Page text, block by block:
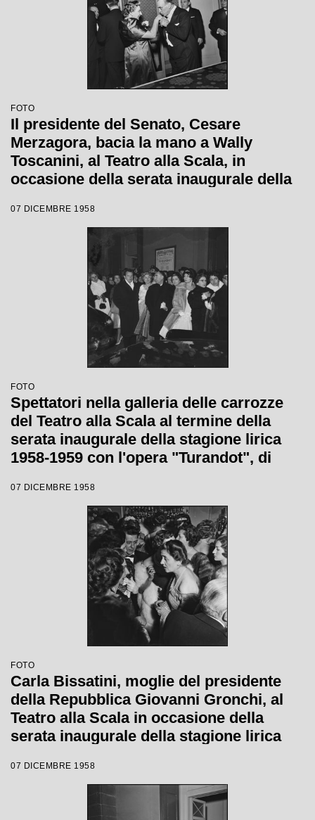
FOTO
Il presidente del Senato, Cesare
Merzagora, bacia la mano a Wally
Toscanini, al Teatro alla Scala, in
occasione della serata inaugurale della
"Turandot" di Giacomo Puccini, diretta
da Antonino Votto con la regia di
Margherita Walmann
07 DICEMBRE 1958
FOTO
Spettatori nella galleria delle carrozze
del Teatro alla Scala al termine della
serata inaugurale della stagione lirica
1958-1959 con l'opera "Turandot", di
Votto con la regia di Margherita
07 DICEMBRE 1958
FOTO
Carla Bissatini, moglie del presidente
della Repubblica Giovanni Gronchi, al
Teatro alla Scala in occasione della
serata inaugurale della stagione lirica
Giacomo Puccini, diretta da Antonino
Votto con la regia di Margherita
07 DICEMBRE 1958